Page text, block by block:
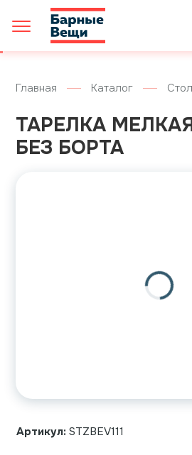
Главная Каталог
ТАРЕЛКА
БЕЗ БОРТА
Артикул: STZBEV111